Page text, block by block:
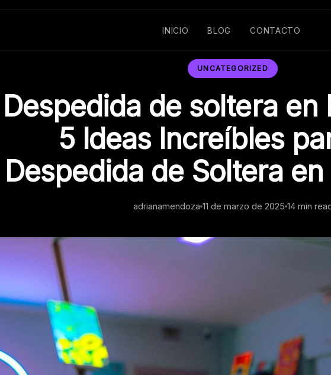
INICIO BLOG CONTACTO
UNCATEGORIZED
Despedida de soltera en
5 Ideas Increíbles
Despedida de Soltera
adrianamendoza 11 de marzo de 2025 14 min